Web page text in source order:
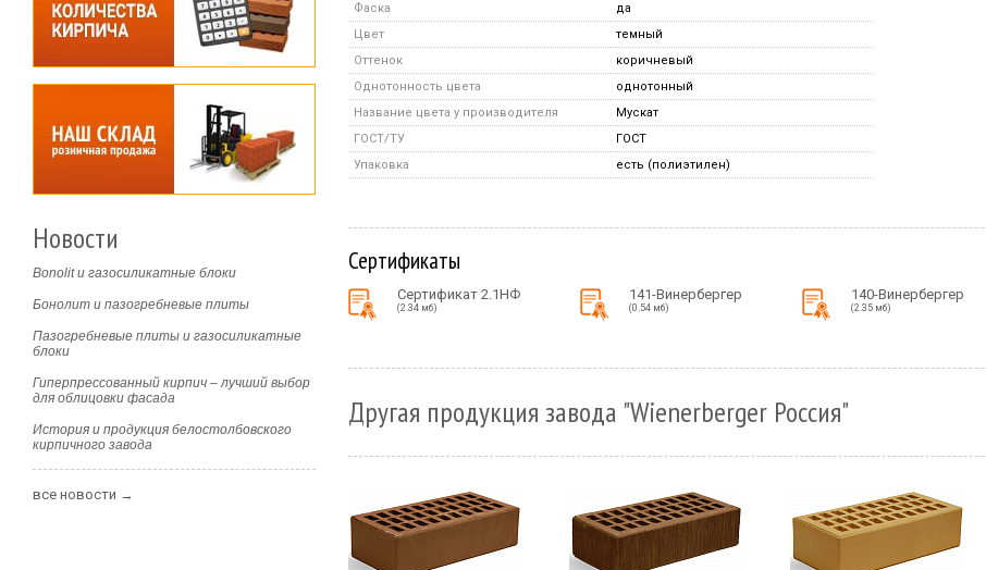
Фаска
да
Цвет
темный
Оттенок
коричневый
Однотонность цвета
однотонный
Название цвета у производителя
Мускат
ГОСТ/ТУ
ГОСТ
Упаковка
есть (полиэтилен)
Сертификаты
Сертификат 2.1НФ
(2.34 мб)
141-Винербергер
(0.54 мб)
140-Винербергер
(2.35 мб)
Другая продукция завода "Wienerberger Россия"
Новости
Bonolit и газосиликатные блоки
Бонолит и пазогребневые плиты
Пазогребневые плиты и газосиликатные
блоки
Гиперпрессованный кирпич – лучший выбор
для облицовки фасада
История и продукция белостолбовского
кирпичного завода
все новости →